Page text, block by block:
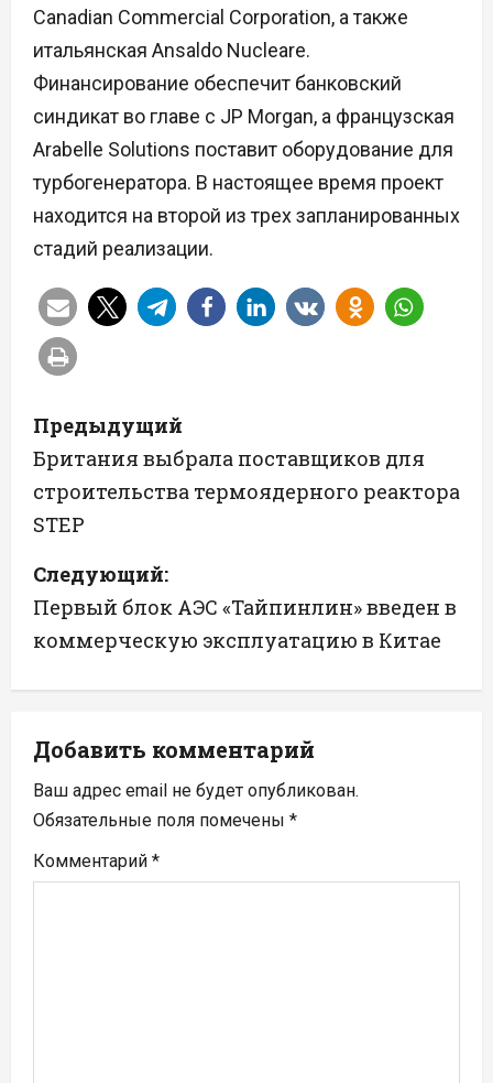
Canadian Commercial Corporation, а также
итальянская Ansaldo Nucleare.
Финансирование обеспечит банковский
синдикат во главе с JP Morgan, а французская
Arabelle Solutions поставит оборудование для
турбогенератора. В настоящее время проект
находится на второй из трех запланированных
стадий реализации.
Н
а
в
г
а
ц
и
я
п
о
Предыдущий
Британия выбрала поставщиков для
строительства термоядерного реактора
STEP
Следующий:
Первый блок АЭС «Тайпинлин» введен в
коммерческую эксплуатацию в Китае
Добавить комментарий
Ваш адрес email не будет опубликован.
Обязательные поля помечены *
Комментарий *